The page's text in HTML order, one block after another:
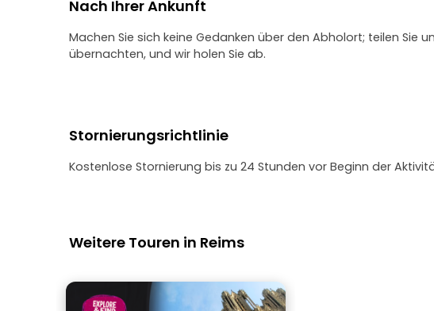
Nach Ihrer Ankunft
Machen Sie sich keine Gedanken über den Abholort; teilen Sie
übernachten, und wir holen Sie ab.
Stornierungsrichtlinie
Kostenlose Stornierung bis zu 24 Stunden vor Beginn der
Weitere Touren in Reims